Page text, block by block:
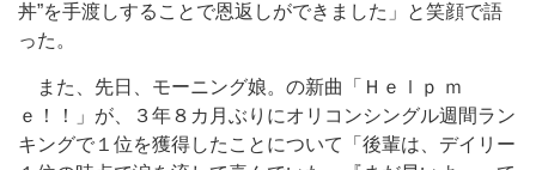
丼”を手渡しすることで恩返しができました」と笑顔で語
った。
また、先日、モーニング娘。の新曲「Ｈｅｌｐ ｍ
ｅ！！」が、３年８カ月ぶりにオリコンシングル週間ラン
キングで１位を獲得したことについて「後輩は、デイリー